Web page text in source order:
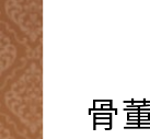
骨